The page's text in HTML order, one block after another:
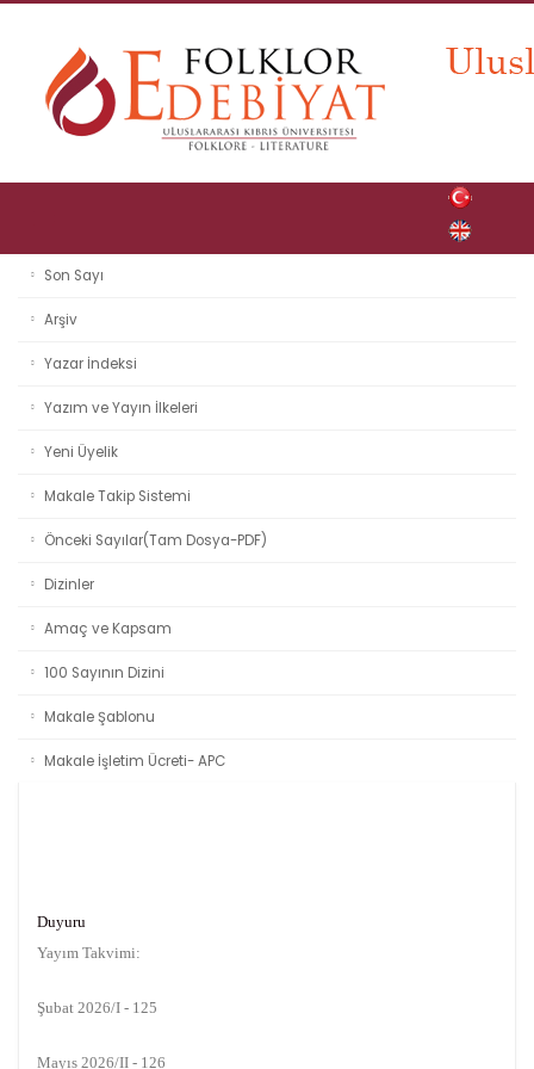
Son Sayı
Arşiv
Yazar İndeksi
Yazım ve Yayın İlkeleri
Yeni Üyelik
Makale Takip Sistemi
Önceki Sayılar(Tam Dosya-PDF)
Dizinler
Amaç ve Kapsam
100 Sayının Dizini
Makale Şablonu
Makale İşletim Ücreti- APC
Duyuru
Yayım Takvimi:
Şubat 2026/I - 125
Mayıs 2026/II - 126